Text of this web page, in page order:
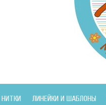
НИТКИ ЛИНЕЙКИ И ШАБЛОНЫ